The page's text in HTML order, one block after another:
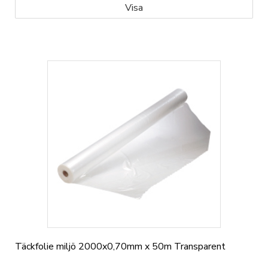
Visa
Täckfolie miljö 2000x0,70mm x 50m Transparent